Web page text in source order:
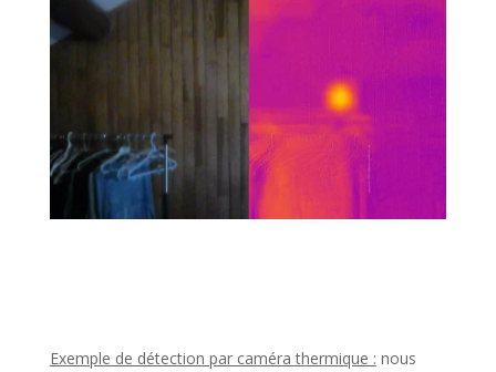
Exemple de détection par caméra thermique : nous